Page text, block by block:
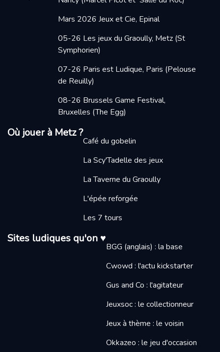
Mars 2026 Jeux et Cie, Epinal
05-26 Les jeux du Graoully, Metz(St
Symphorien)
07-26 Paris est Ludique, Paris (Pelouse
de Reuilly)
08-26 Brussels Game Festival,
Bruxelles (The Egg)
Où jouer à Metz ?
Café du gobelin
La Scy'Tadelle des jeux
La Taverne du Graoully
L'épée reforgée
Les 7 tours
Sites ludiques qu'on ♥
BGG (anglais) : la base
Cwowd : l'actu kickstarter
Gus and Co : l'agitateur
Jeuxsoc : le collectionneur
Jeux à thème : le voisin
Okkazeo : le jeu d'occasion